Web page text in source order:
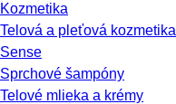
Kozmetika
Telová a pleťová kozmetika
Sense
Sprchové šampóny
Telové mlieka a krémy